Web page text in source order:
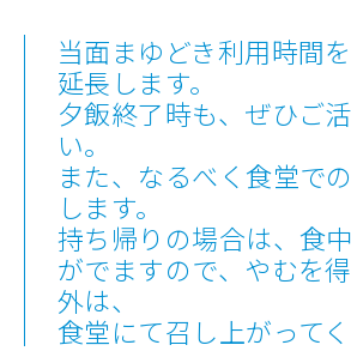
当面まゆどき利用時間
延長します。
夕飯終了時も、ぜひご
い。
また、なるべく食堂で
します。
持ち帰りの場合は、食
がでますので、やむを
外は、
食堂にて召し上がってく